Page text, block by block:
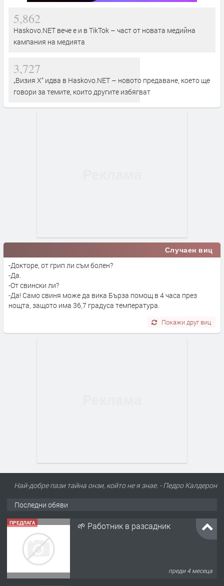
5,862
Haskovo.NET вече е и в TikTok – част от новата медийна
кампания на медията
3,727
„Визия Х“ идва в Haskovo.NET – новото предаване, което ще
говори за темите, които другите избягват
Случаен виц
-Докторе, от грип ли съм болен?
-Да.
-От свински ли?
-Да! Само свиня може да вика Бърза помощ в 4 часа през
нощта, защото има 36,7 градуса температура.
Покажи друг виц
Най-добре пази тайна онзи, който не я знае. - Педро Калдерон
Последни обяви
ПРЕДЛАГА 🌱 Работник в разсадник
преди 4 месеца